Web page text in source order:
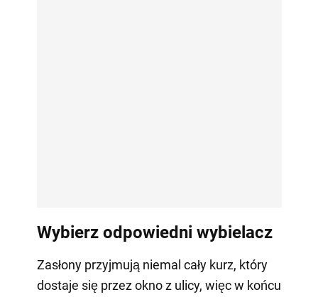
Wybierz odpowiedni wybielacz
Zasłony przyjmują niemal cały kurz, który
dostaje się przez okno z ulicy, więc w końcu